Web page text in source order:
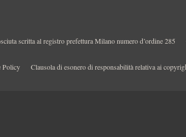
scritta al registro prefettura Milano numero d’ordine 285
Policy Clausola di esonero di responsabilità relativa ai